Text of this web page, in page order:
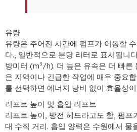
유량
유량은 주어진 시간에 펌프가 이동할
다., 일반적으로 분당 리터로 표시됩니
방미터 (m³/h). 더 높은 유속은 더 빠른
은 지역이나 긴급한 작업에 매우 중요
를 선택하면 에너지 낭비 없이 효율성
리프트 높이 및 흡입 리프트
리프트 높이, 방전 헤드라고도 함, 펌프
대 수직 거리. 흡입 양력은 수원에서 물